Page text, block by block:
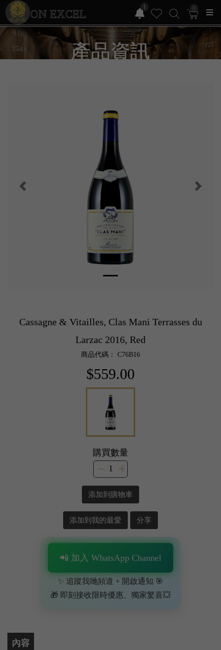
ON EXCEL
1 0
產品資訊
Cassagne & Vitailles, Clas Mani Terrasses du
Larzac 2016, Red
商品代碼： C76B16
$559.00
購買數量
添加到購物車
添加到我的最愛 分享
📲 加入 WhatsApp Channel
✨ 追蹤我哋頻道 + 開啟通知 🎯
🎁 即刻接收限時優惠、獨家驚喜💥
內容